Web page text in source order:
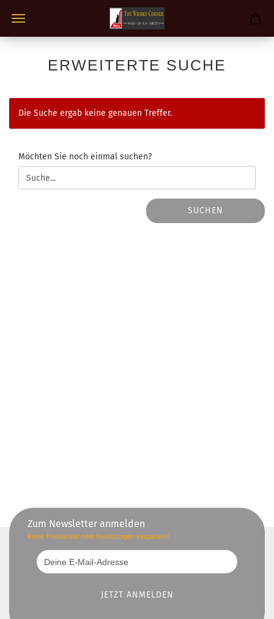
ERWEITERTE SUCHE
Die Suche ergab keine genauen Treffer.
MÖCHTEN
SIE
NOCH
Möchten Sie noch einmal suchen?
SUCHEN
Zum Newsletter anmelden
Keine Preisaktion oder Neulistungen verpassen!